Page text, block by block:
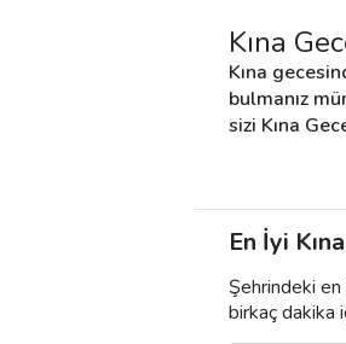
Kına
Kına
bulmanız
sizi Kına
En İyi
Şehrindeki
birkaç dakika